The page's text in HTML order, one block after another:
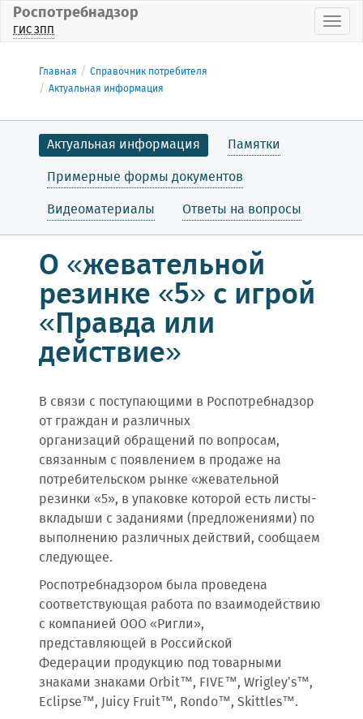
Роспотребнадзор
ГИС ЗПП
Главная
Справочник потребителя
Актуальная информация
Актуальная информация
Памятки
Примерные формы документов
Видеоматериалы
Ответы на вопросы
О «жевательной
резинке «5» с игрой
«Правда или
действие»
В связи с поступающими в Роспотребнадзор
от граждан и различных
организаций обращений по вопросам,
связанным с появлением в продаже на
потребительском рынке «жевательной
резинки «5», в упаковке которой есть листы-
вкладыши с заданиями (предложениями) по
выполнению различных действий, сообщаем
следующее.
Роспотребнадзором была проведена
соответствующая работа по взаимодействию
с компанией ООО «Ригли»,
представляющей в Российской
Федерации продукцию под товарными
знаками знаками Orbit™, FIVE™, Wrigley’s™,
Eclipse™, Juicy Fruit™, Rondo™, Skittles™.